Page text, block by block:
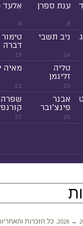
8
ענת ספרן
9
אלעד
14
ניב תשבי
15
טימור
דברה
20
טליה
זליגמן
21
מאיה
26
אבנר
פינצ'ובר
27
שפרה
2026 ←
. כל הזכויות